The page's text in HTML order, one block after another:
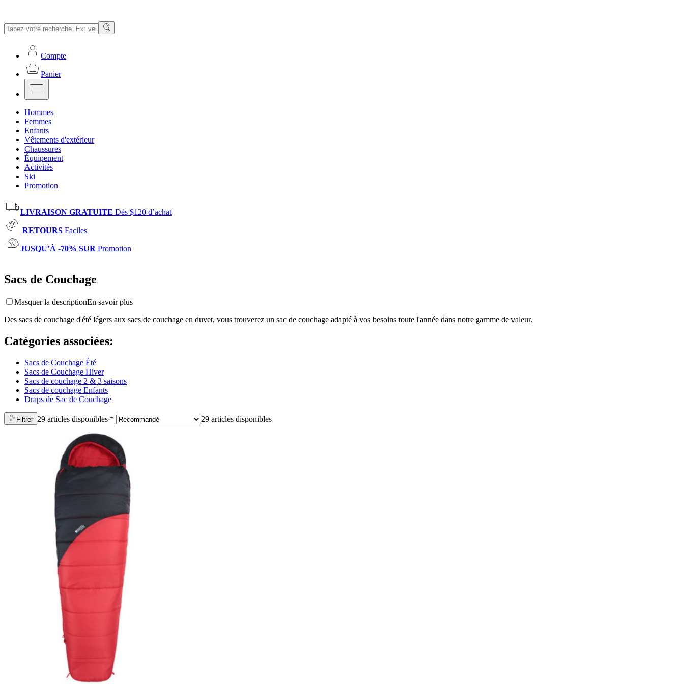
Compte
Panier
Hommes
Femmes
Enfants
Vêtements d'extérieur
Chaussures
Équipement
Activités
Ski
Promotion
LIVRAISON GRATUITE Dès $120 d’achat
RETOURS Faciles
JUSQU’À -70% SUR Promotion
Sacs de Couchage
Masquer la descriptionEn savoir plus
Des sacs de couchage d'été légers aux sacs de couchage en duvet, vous trouverez un sac de couchage adapté à vos besoins toute l'année dans notre gamme de valeur.
Catégories associées:
Sacs de Couchage Été
Sacs de Couchage Hiver
Sacs de couchage 2 & 3 saisons
Sacs de couchage Enfants
Draps de Sac de Couchage
Filtrer 29 articles disponibles 29 articles disponibles